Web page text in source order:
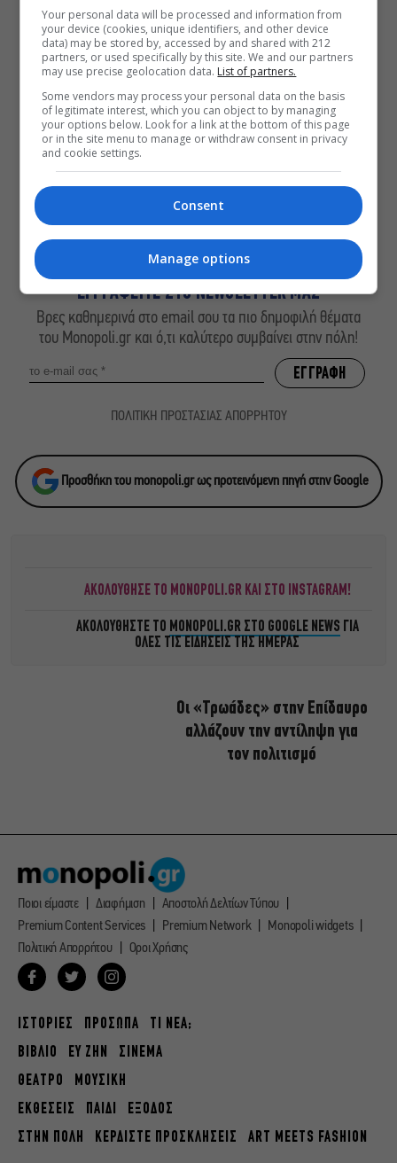
ΔΕΙΤΕ ΕΠΙΣΗΣ
Οι Λέξεις των Άλλων, του Μάνου
Θηραίου για 3ο χρόνο στο Θέατρο
Άβατον
Δικός σου, Φραντς: Η παράσταση του
Αλέξανδρου Διαμαντή ξανά στην
Γερμανόφωνη Ευαγγελική Εκκλησία
«Ριφιφί»: Σε Α’ τηλεοπτική προβολή
η σειρά φαινόμενο του Σωτήρη
ΕΓΓΡΑΦΕΙΤΕ ΣΤΟ NEWSLETTER ΜΑΣ
Βρες καθημερινά στο email σου τα πιο δημοφιλή θέματα
του Monopoli.gr και ό,τι καλύτερο συμβαίνει στην πόλη!
ΠΟΛΙΤΙΚΗ ΠΡΟΣΤΑΣΙΑΣ ΑΠΟΡΡΗΤΟΥ
Προσθήκη του monopoli.gr ως προτεινόμενη πηγή στην Google
ΑΚΟΛΟΥΘΗΣΕ ΤΟ MONOPOLI.GR ΚΑΙ ΣΤΟ INSTAGRAM!
ΑΚΟΛΟΥΘΗΣΤΕ ΤΟ MONOPOLI.GR ΣΤΟ GOOGLE NEWS ΓΙΑ
ΟΛΕΣ ΤΙΣ ΕΙΔΗΣΕΙΣ ΤΗΣ ΗΜΕΡΑΣ
Οι «Τρωάδες» στην Επίδαυρο
αλλάζουν την αντίληψη για
τον πολιτισμό
Ποιοι είμαστε Διαφήμιση
Αποστολή Δελτίων Τύπου
Premium Content Services
Premium Network
Monopoli widgets
Πολιτική Απορρήτου
Οροι Χρήσης
ΙΣΤΟΡΙΕΣ ΠΡΟΣΩΠΑ
ΤΙ ΝΕΑ;
ΒΙΒΛΙΟ
ΕΥ ΖΗΝ
ΣΙΝΕΜΑ
ΘΕΑΤΡΟ
ΜΟΥΣΙΚΗ
ΕΚΘΕΣΕΙΣ
ΠΑΙΔΙ
ΕΞΟΔΟΣ
ΣΤΗΝ ΠΟΛΗ
ΚΕΡΔΙΣΤΕ ΠΡΟΣΚΛΗΣΕΙΣ ART MEETS FASHION
Your personal data will be processed and information from
your device (cookies, unique identifiers, and other device
data) may be stored by, accessed by and shared with 212
partners, or used specifically by this site. We and our partners
may use precise geolocation data. List of partners.
Some vendors may process your personal data on the basis
of legitimate interest, which you can object to by managing
your options below. Look for a link at the bottom of this page
or in the site menu to manage or withdraw consent in privacy
and cookie settings.
Consent
Manage options